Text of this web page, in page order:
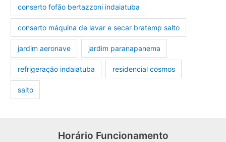
conserto fofão bertazzoni indaiatuba
conserto máquina de lavar e secar bratemp salto
jardim aeronave jardim paranapanema
refrigeração indaiatuba residencial cosmos
salto
Horário Funcionamento